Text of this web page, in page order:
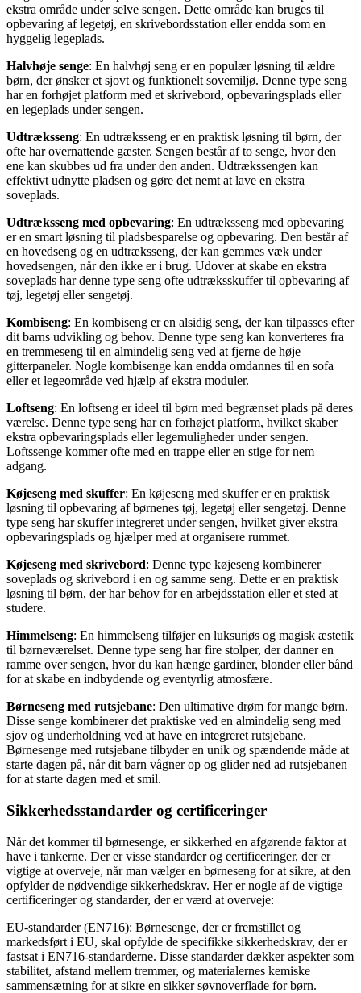
ekstra område under selve sengen. Dette område kan bruges til
opbevaring af legetøj, en skrivebordsstation eller endda som en
hyggelig legeplads.
Halvhøje senge: En halvhøj seng er en populær løsning til ældre
børn, der ønsker et sjovt og funktionelt sovemiljø. Denne type seng
har en forhøjet platform med et skrivebord, opbevaringsplads eller
en legeplads under sengen.
Udtræksseng: En udtræksseng er en praktisk løsning til børn, der
ofte har overnattende gæster. Sengen består af to senge, hvor den
ene kan skubbes ud fra under den anden. Udtrækssengen kan
effektivt udnytte pladsen og gøre det nemt at lave en ekstra
soveplads.
Udtræksseng med opbevaring: En udtræksseng med opbevaring
er en smart løsning til pladsbesparelse og opbevaring. Den består af
en hovedseng og en udtræksseng, der kan gemmes væk under
hovedsengen, når den ikke er i brug. Udover at skabe en ekstra
soveplads har denne type seng ofte udtræksskuffer til opbevaring af
tøj, legetøj eller sengetøj.
Kombiseng: En kombiseng er en alsidig seng, der kan tilpasses efter
dit barns udvikling og behov. Denne type seng kan konverteres fra
en tremmeseng til en almindelig seng ved at fjerne de høje
gitterpaneler. Nogle kombisenge kan endda omdannes til en sofa
eller et legeområde ved hjælp af ekstra moduler.
Loftseng: En loftseng er ideel til børn med begrænset plads på deres
værelse. Denne type seng har en forhøjet platform, hvilket skaber
ekstra opbevaringsplads eller legemuligheder under sengen.
Loftssenge kommer ofte med en trappe eller en stige for nem
adgang.
Køjeseng med skuffer: En køjeseng med skuffer er en praktisk
løsning til opbevaring af børnenes tøj, legetøj eller sengetøj. Denne
type seng har skuffer integreret under sengen, hvilket giver ekstra
opbevaringsplads og hjælper med at organisere rummet.
Køjeseng med skrivebord: Denne type køjeseng kombinerer
soveplads og skrivebord i en og samme seng. Dette er en praktisk
løsning til børn, der har behov for en arbejdsstation eller et sted at
studere.
Himmelseng: En himmelseng tilføjer en luksuriøs og magisk æstetik
til børneværelset. Denne type seng har fire stolper, der danner en
ramme over sengen, hvor du kan hænge gardiner, blonder eller bånd
for at skabe en indbydende og eventyrlig atmosfære.
Børneseng med rutsjebane: Den ultimative drøm for mange børn.
Disse senge kombinerer det praktiske ved en almindelig seng med
sjov og underholdning ved at have en integreret rutsjebane.
Børnesenge med rutsjebane tilbyder en unik og spændende måde at
starte dagen på, når dit barn vågner op og glider ned ad rutsjebanen
for at starte dagen med et smil.
Sikkerhedsstandarder og certificeringer
Når det kommer til børnesenge, er sikkerhed en afgørende faktor at
have i tankerne. Der er visse standarder og certificeringer, der er
vigtige at overveje, når man vælger en børneseng for at sikre, at den
opfylder de nødvendige sikkerhedskrav. Her er nogle af de vigtige
certificeringer og standarder, der er værd at overveje:
EU-standarder (EN716): Børnesenge, der er fremstillet og
markedsført i EU, skal opfylde de specifikke sikkerhedskrav, der er
fastsat i EN716-standarderne. Disse standarder dækker aspekter som
stabilitet, afstand mellem tremmer, og materialernes kemiske
sammensætning for at sikre en sikker søvnoverflade for børn.